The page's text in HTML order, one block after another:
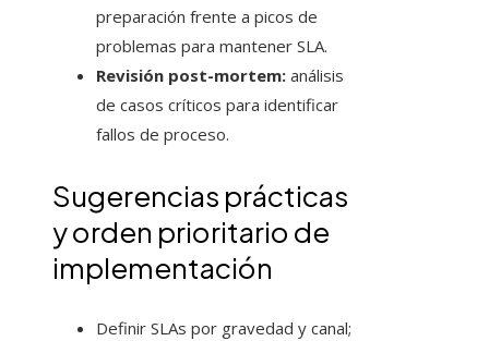
preparación frente a picos de
problemas para mantener SLA.
Revisión post-mortem: análisis
de casos críticos para identificar
fallos de proceso.
Sugerencias prácticas
y orden prioritario de
implementación
Definir SLAs por gravedad y canal;